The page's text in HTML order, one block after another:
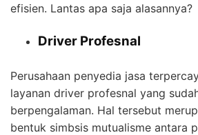
efisien. Lantas apa saja alasannya?
Driver Profesnal
Perusahaan penyedia jasa
layanan driver profesnal yang
berpengalaman. Hal tersebut
bentuk simbsis mutualisme antara